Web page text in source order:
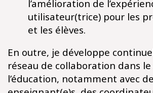
l’amélioration de
utilisateur(trice) pour les
et les élèves.​
En outre, je développe
réseau de collaboration dans
l’éducation, notamment avec